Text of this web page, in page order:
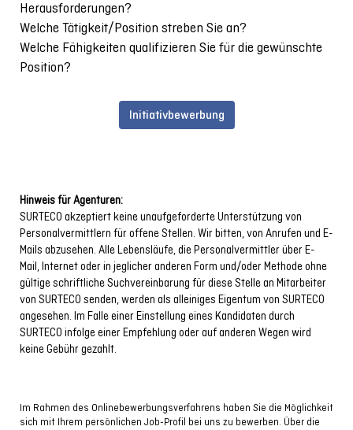
Herausforderungen?
Welche Tätigkeit/Position streben Sie an?
Welche Fähigkeiten qualifizieren Sie für die gewünschte
Position?
Initiativbewerbung
Hinweis für Agenturen:
SURTECO akzeptiert keine unaufgeforderte Unterstützung von
Personalvermittlern für offene Stellen. Wir bitten, von Anrufen und E-
Mails abzusehen. Alle Lebensläufe, die Personalvermittler über E-
Mail, Internet oder in jeglicher anderen Form und/oder Methode ohne
gültige schriftliche Suchvereinbarung für diese Stelle an Mitarbeiter
von SURTECO senden, werden als alleiniges Eigentum von SURTECO
angesehen. Im Falle einer Einstellung eines Kandidaten durch
SURTECO infolge einer Empfehlung oder auf anderen Wegen wird
keine Gebühr gezahlt.
Im Rahmen des Onlinebewerbungsverfahrens haben Sie die Möglichkeit
sich mit Ihrem persönlichen Job-Profil bei uns zu bewerben. Über die